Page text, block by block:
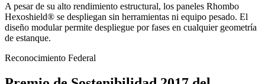
A pesar de su alto rendimiento estructural, los paneles Rhombo
Hexoshield® se despliegan sin herramientas ni equipo pesado. El
diseño modular permite despliegue por fases en cualquier geometría
de estanque.
Reconocimiento Federal